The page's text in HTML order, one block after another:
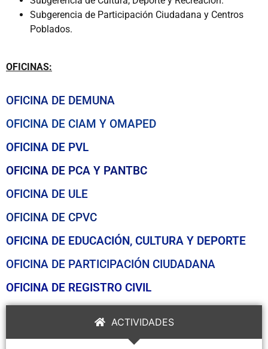
Subgerencia de Participación Ciudadana y Centros
Poblados.
OFICINAS:
OFICINA DE DEMUNA
OFICINA DE CIAM Y OMAPED
OFICINA DE PVL
OFICINA DE PCA Y PANTBC
OFICINA DE ULE
OFICINA DE CPVC
OFICINA DE EDUCACIÓN, CULTURA Y DEPORTE
OFICINA DE PARTICIPACIÓN CIUDADANA
OFICINA DE REGISTRO CIVIL
ACTIVIDADES